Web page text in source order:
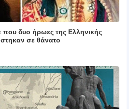
δυο ήρωες της Ελληνικής
σε θάνατο